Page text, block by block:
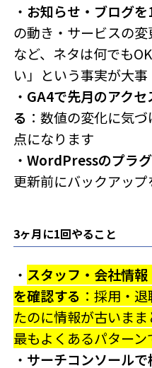
・ お知らせ・ブログ
の動き・サービスの
など、ネタは何でも
い」という事実が大事
・ GA4で先月のアク
る ：数値の変化に気
点になります
・WordPressのプラ
更新前にバックアッ
3ヶ月に1回やること
・ スタッフ・会社情
を確認する ：採用・
たのに情報が古いま
最もよくあるパターン
・ サーチコンソール